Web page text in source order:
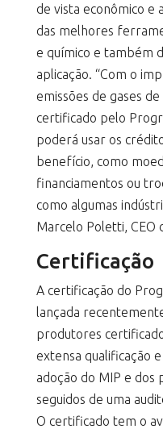
de vista econômico e
das melhores
e químico e também
aplicação. “Com o
emissões de gases
certificado pelo
poderá usar os
benefício, como
financiamentos ou
como algumas
Marcelo Poletti, CEO
Certificação
A certificação do
lançada
produtores
extensa qualificação
adoção do MIP e dos
seguidos de uma
O certificado tem o